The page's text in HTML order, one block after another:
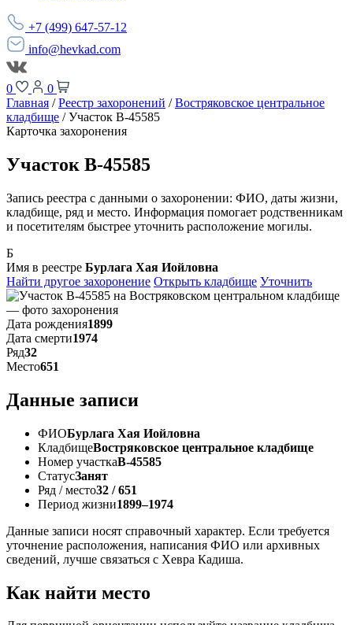
+7 (499) 647-57-12
info@hevkad.com
0
0
Главная / Реестр захоронений / Востряковское центральное
кладбище / Участок В-45585
Карточка захоронения
Участок В-45585
Запись реестра с данными о захоронении: ФИО, даты жизни,
кладбище, ряд и место. Информация помогает родственникам
и посетителям быстрее уточнить расположение могилы.
Б
Имя в реестре Бурлага Хая Иойловна
Найти другое захоронение Открыть кладбище Уточнить
Дата рождения1899
Дата смерти1974
Ряд32
Место651
Данные записи
ФИОБурлага Хая Иойловна
КладбищеВостряковское центральное кладбище
Номер участкаВ-45585
СтатусЗанят
Ряд / место32 / 651
Период жизни1899–1974
Данные записи носят справочный характер. Если требуется
уточнение расположения, написания ФИО или архивных
сведений, лучше связаться с Хевра Кадиша.
Как найти место